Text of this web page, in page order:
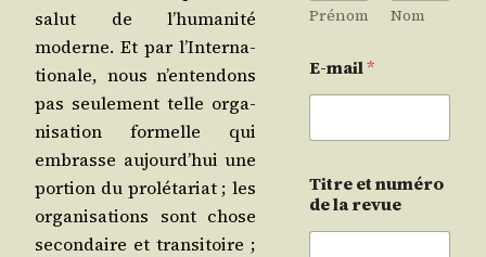
salut de l’hu­ma­ni­té
moderne. Et par l’In­ter­na­
tio­nale, nous n’en­ten­dons
pas seule­ment telle orga­
ni­sa­tion for­melle qui
embrasse aujourd’­hui une
por­tion du pro­lé­ta­riat ; les
orga­ni­sa­tions sont chose
secon­daire et tran­si­toire ;
Prénom Nom
E-mail*
Titre et numéro
de la revue